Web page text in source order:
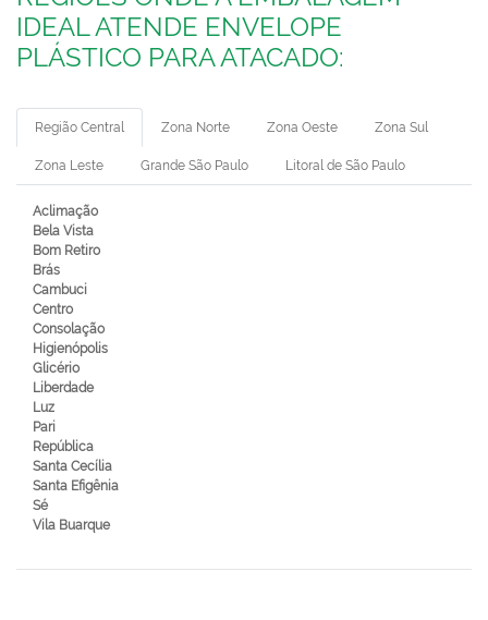
IDEAL ATENDE ENVELOPE
PLÁSTICO PARA ATACADO:
Região Central Zona Norte Zona Oeste Zona Sul
Zona Leste Grande São Paulo Litoral de São Paulo
Aclimação
Bela Vista
Bom Retiro
Brás
Cambuci
Centro
Consolação
Higienópolis
Glicério
Liberdade
Luz
Pari
República
Santa Cecília
Santa Efigênia
Sé
Vila Buarque